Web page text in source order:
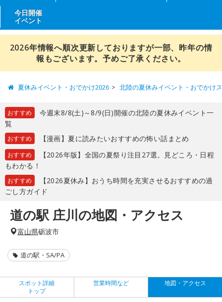
今日開催
イベント
2026年情報へ順次更新しておりますが一部、昨年の情
報もございます。予めご了承ください。
夏休みイベント・おでかけ2026 北陸の夏休みイベント・おでかけ
おすすめ
今週末8/8(土)～8/9(日)開催の北陸の夏休みイベント一
覧
おすすめ 【漫画】夏に読みたいおすすめの怖い話まとめ
おすすめ
【2026年版】全国の夏祭り注目27選。見どころ・日程
もわかる！
おすすめ
【2026夏休み】おうち時間を充実させるおすすめの過
ごし方ガイド
道の駅 庄川の地図・アクセス
富山県砺波市
道の駅・SA/PA
スポット詳細
トップ
営業時間など 地図・アクセス